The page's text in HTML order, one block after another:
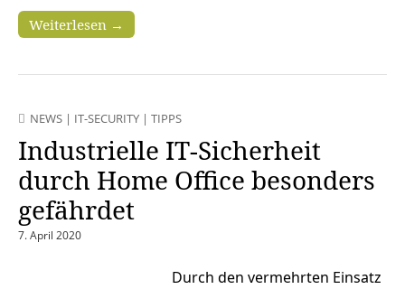
Weiterlesen →
NEWS | IT-SECURITY | TIPPS
Industrielle IT-Sicherheit
durch Home Office besonders
gefährdet
7. April 2020
Durch den vermehrten Einsatz